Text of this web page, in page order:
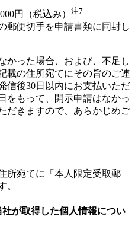
円（税込み） 注7
郵便切手を申請書類に同封し
かった場合、および、不足し
載の住所宛てにその旨のご連
信後30日以内にお支払いただ
をもって、開示申請はなかっ
だきますので、あらかじめご
所宛てに「本人限定受取郵
。
社が取得した個人情報につい